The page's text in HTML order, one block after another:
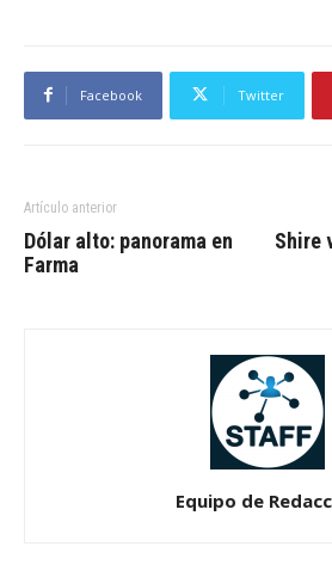
Facebook Twitter
Artículo anterior
Dólar alto: panorama en
Farma
Shire
Equipo de